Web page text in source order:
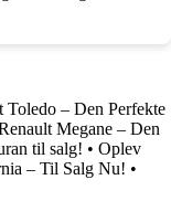
Toledo – Den Perfekte
Megane – Den
til salg! • Oplev
– Til Salg Nu! •